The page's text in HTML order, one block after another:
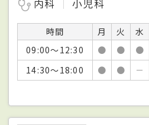
内科
小児科
時間 月 火 水
09:00～12:30
● ● ●
14:30～18:00
● ● －